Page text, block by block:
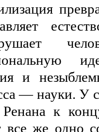
и
— науки. У
к
все же одно